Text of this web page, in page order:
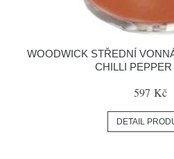
WOODWICK STŘEDNÍ
CHILLI PEPPER
597 Kč
DETAIL